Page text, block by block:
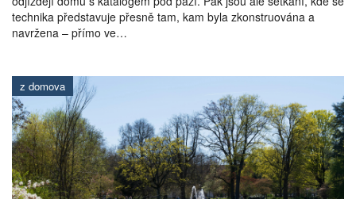
technika představuje přesně tam, kam byla zkonstruována a
navržena – přímo ve…
z domova